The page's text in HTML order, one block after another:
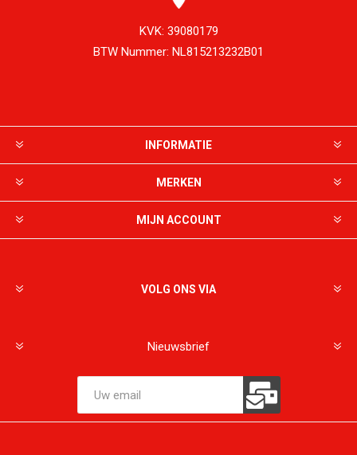
KVK: 39080179
BTW Nummer: NL815213232B01
INFORMATIE
MERKEN
MIJN ACCOUNT
VOLG ONS VIA
Nieuwsbrief